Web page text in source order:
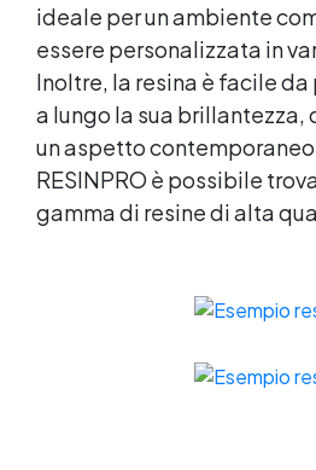
ideale per un ambiente
essere personalizzata in
Inoltre, la resina è facile
a lungo la sua brillantezza,
un aspetto
RESINPRO è possibile
gamma di resine di alta